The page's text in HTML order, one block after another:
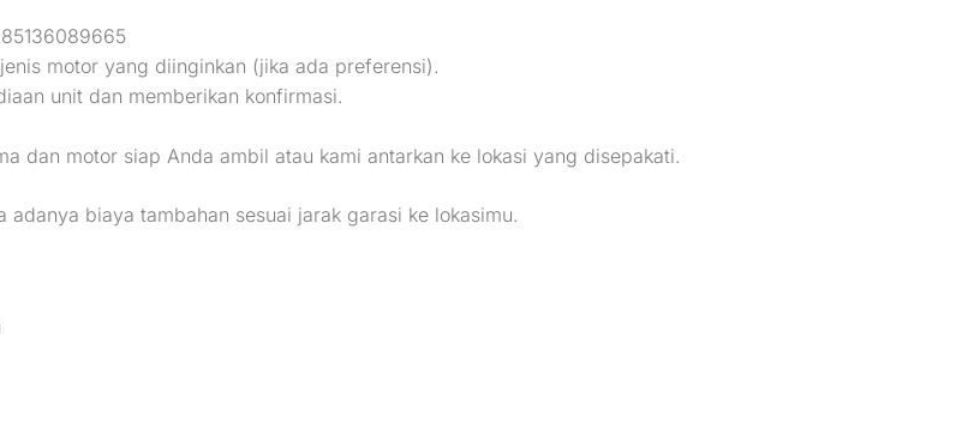
motor yang diinginkan (jika ada preferensi).
unit dan memberikan konfirmasi.
dan motor siap Anda ambil atau kami antarkan ke lokasi yang disepakati.
biaya tambahan sesuai jarak garasi ke lokasimu.